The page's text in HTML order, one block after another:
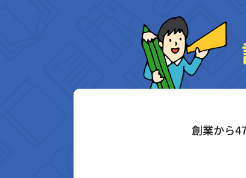
創業から